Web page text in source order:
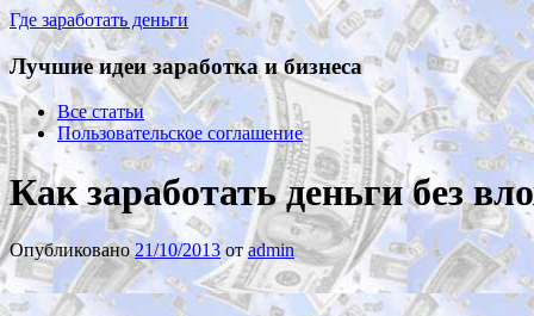
Где заработать деньги
Лучшие идеи заработка и бизнеса
Все статьи
Пользовательское соглашение
Как заработать деньги без
Опубликовано21/10/2013 отadmin